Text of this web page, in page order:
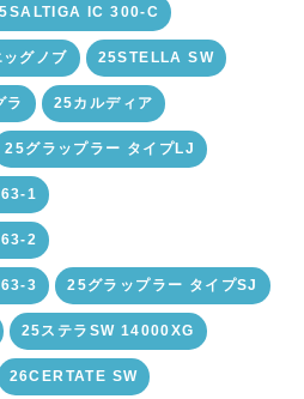
IC 300-C
グノブ 25STELLA SW
ラ 25カルディア
25グラップラー タイプLJ
1
2
3 25グラップラー タイプSJ
25ステラSW 14000XG
26CERTATE SW